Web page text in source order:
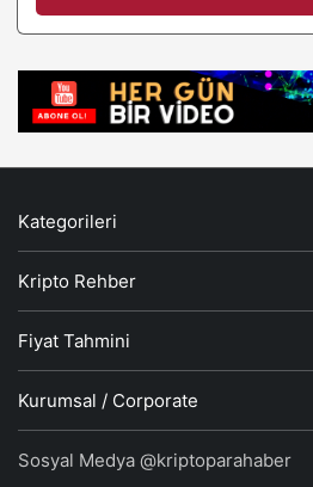
Kategorileri
Kripto Rehber
Fiyat Tahmini
Kurumsal / Corporate
Sosyal Medya @kriptoparahaber